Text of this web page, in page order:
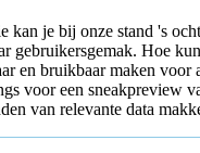
kan je bij onze stand 's
gebruikersgemak. Hoe
en bruikbaar maken voor
voor een sneakpreview
van relevante data